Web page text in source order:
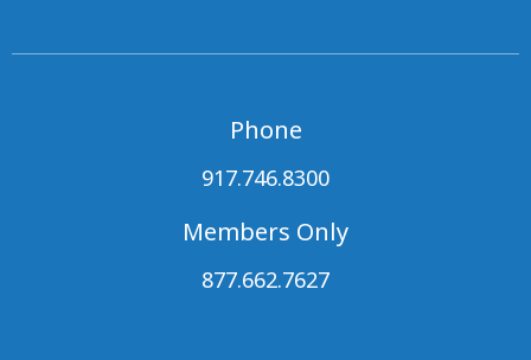
Phone
917.746.8300
Members Only
877.662.7627